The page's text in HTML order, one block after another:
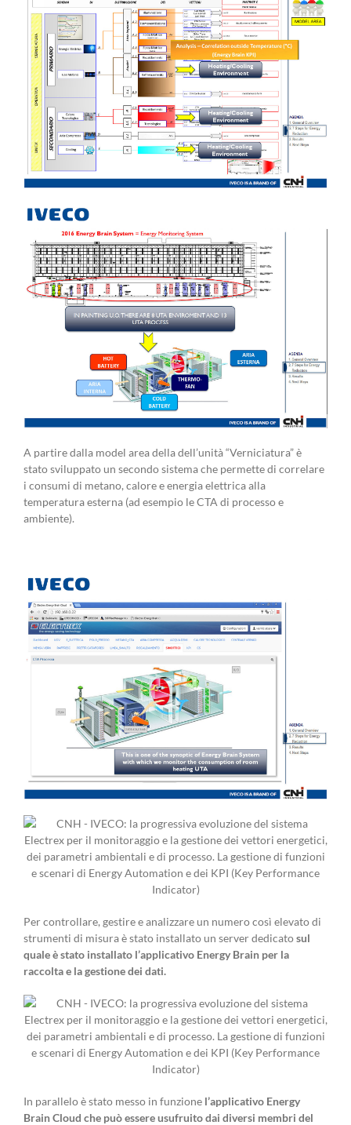
A partire dalla model area della dell’unità “Verniciatura” è
stato sviluppato un secondo sistema che permette di correlare
i consumi di metano, calore e energia elettrica alla
temperatura esterna (ad esempio le CTA di processo e
ambiente).
Per controllare, gestire e analizzare un numero così elevato di
strumenti di misura è stato installato un server dedicatosul
quale è stato installato l’applicativo Energy Brain per la
raccolta e la gestione dei dati.
In parallelo è stato messo in funzione l’applicativo Energy
Brain Cloud che può essere usufruito dai diversi membri del